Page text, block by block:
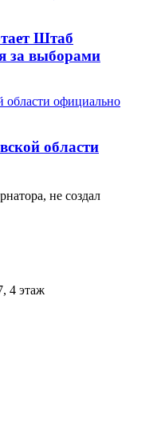
Штаб
за выборами
области
не создал
4 этаж